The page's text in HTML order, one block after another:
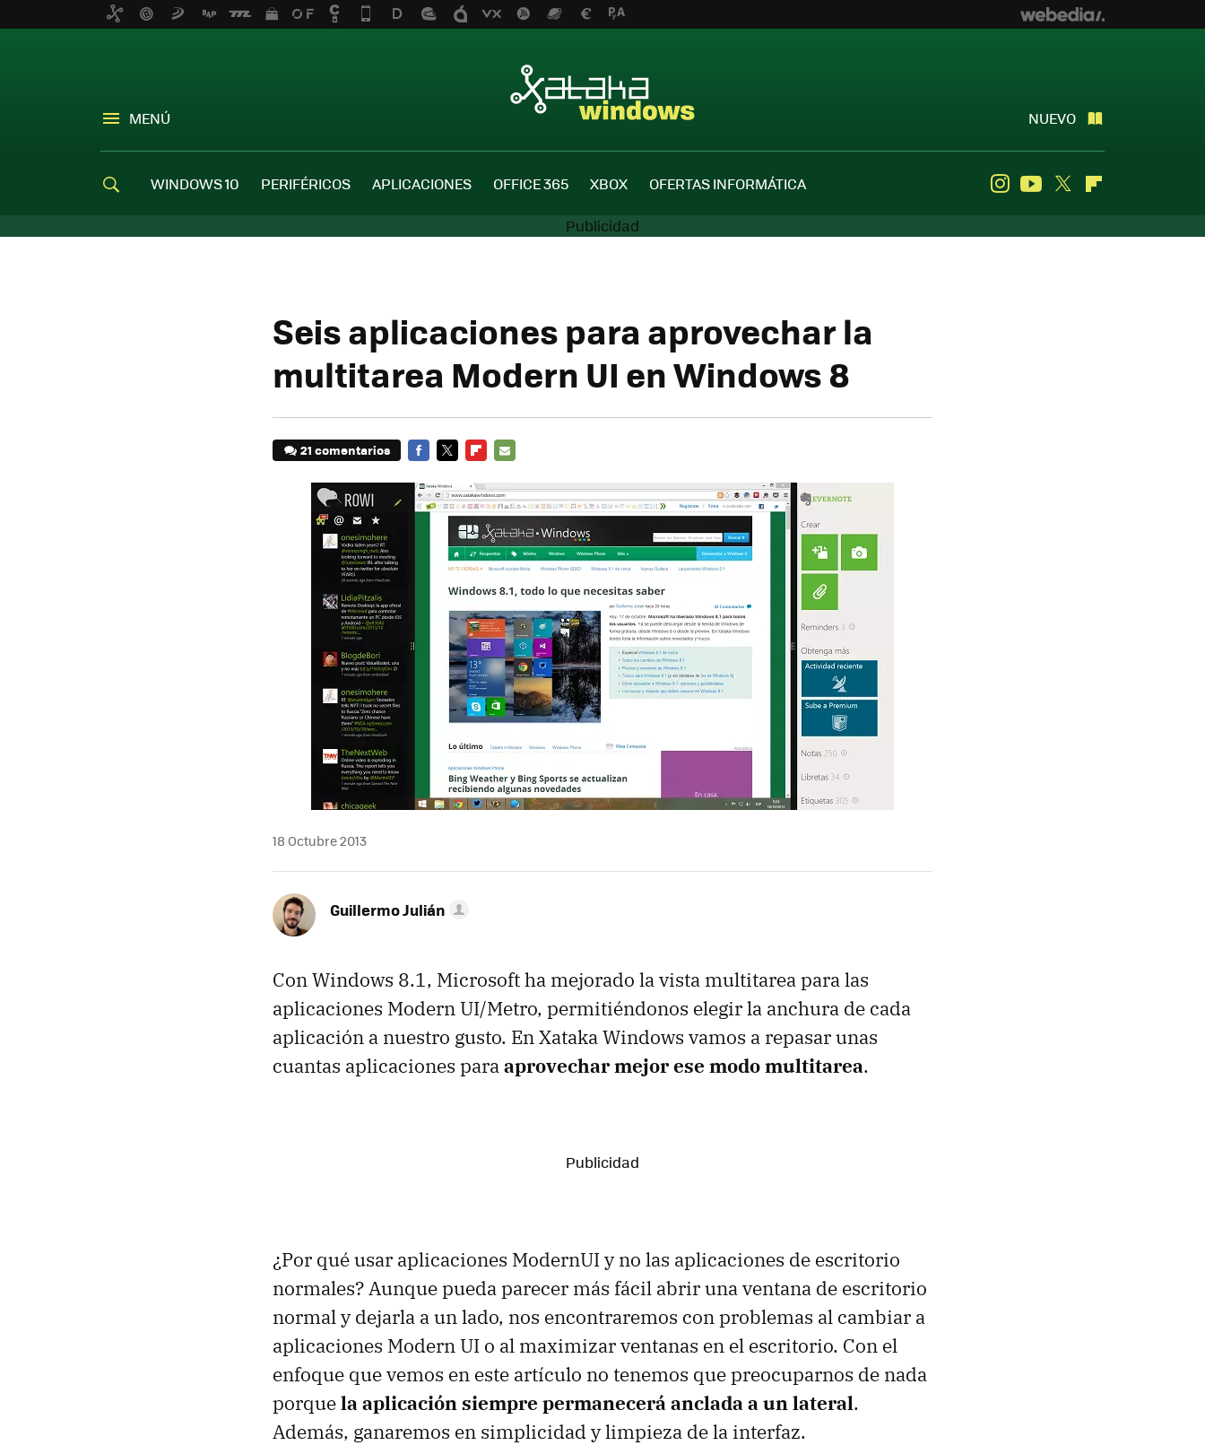
MENÚ NUEVO
WINDOWS 10 PERIFÉRICOS APLICACIONES OFFICE 365 XBOX OFERTAS INFORMÁTICA InstagramYoutube
Twitter
Seis aplicaciones para aprovechar la
multitarea Modern UI en Windows 8
21 comentarios
MAIL
18 Octubre 2013
Guillermo Julián
Con Windows 8.1, Microsoft ha mejorado la vista multitarea para las
aplicaciones Modern UI/Metro, permitiéndonos elegir la anchura de cada
aplicación a nuestro gusto. En Xataka Windows vamos a repasar unas
cuantas aplicaciones paraaprovechar mejor ese modo multitarea.
¿Por qué usar aplicaciones ModernUI y no las aplicaciones de escritorio
normales? Aunque pueda parecer más fácil abrir una ventana de escritorio
normal y dejarla a un lado, nos encontraremos con problemas al cambiar a
aplicaciones Modern UI o al maximizar ventanas en el escritorio. Con el
enfoque que vemos en este artículo no tenemos que preocuparnos de nada
porquela aplicación siempre permanecerá anclada a un lateral.
Además, ganaremos en simplicidad y limpieza de la interfaz.